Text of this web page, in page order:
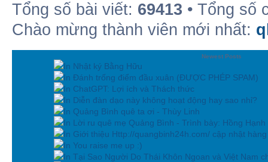
Tổng số bài viết: 69413 • Tổng số
Chào mừng thành viên mới nhất:
Newest Posts
In Nhật ký Bằng Hữu
In Đánh trống điểm đầu xuân (ĐƯỢC PHÉP SPAM)
In ChatGPT: Lợi ích và Thách thức
In Diễn đàn dạo này không hoạt động hay sao nhỉ?
In Quảng Bình quê ta ơi - Thùy Linh
In Lời ru quê mẹ Quảng Bình - Trình bày: Hồng Hạnh
In Giới thiệu Http://quangbinh24h.com/ cập nhật
In You raise me up :)
In Tại Sao Người Do Thái Khôn Ngoan và Việt Nam